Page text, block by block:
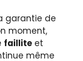
garantie de
moment,
faillite et
même